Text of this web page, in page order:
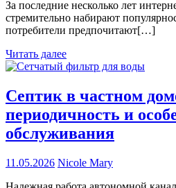
За последние несколько лет
стремительно набирают
потребители предпочитают[…]
Читать далее
Септик в частном
периодичность и
обслуживания
11.05.2026 Nicole Mary